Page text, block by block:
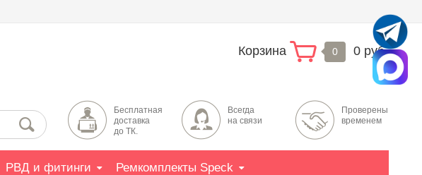
Корзина 0 0 руб.
Бесплатная
доставка
до ТК.
Всегда
на связи
Проверены
временем
РВД и фитинги Ремкомплекты Speck